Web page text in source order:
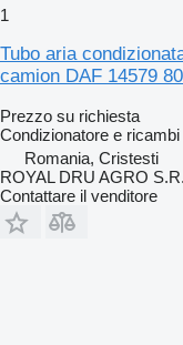
1
Tubo aria
camion DAF 14579
Prezzo su richiesta
Condizionatore e
Romania, Cristesti
ROYAL DRU AGRO
Contattare il venditore